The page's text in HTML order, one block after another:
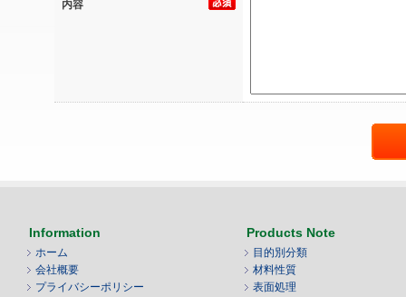
内容
Information
ホーム
会社概要
プライバシーポリシー
Products Note
目的別分類
材料性質
表面処理